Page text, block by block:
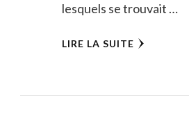
lesquels se trouvait …
LIRE LA SUITE